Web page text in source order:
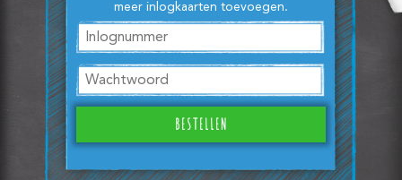
meer inlogkaarten toevoegen.